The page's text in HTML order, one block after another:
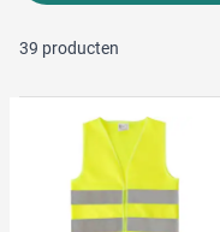
39 producten